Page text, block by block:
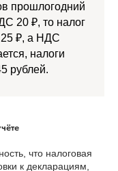
прошлогодний
20 ₽, то налог
25 ₽, а НДС
налоги
рублей.
что налоговая
к декларациям,